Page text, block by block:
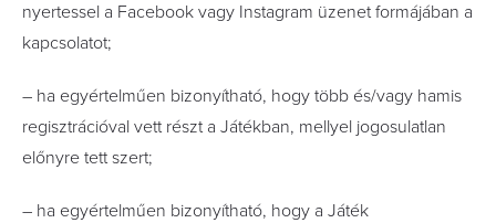
nyertessel a Facebook vagy Instagram üzenet formájában a
kapcsolatot;
– ha egyértelműen bizonyítható, hogy több és/vagy hamis
regisztrációval vett részt a Játékban, mellyel jogosulatlan
előnyre tett szert;
– ha egyértelműen bizonyítható, hogy a Játék